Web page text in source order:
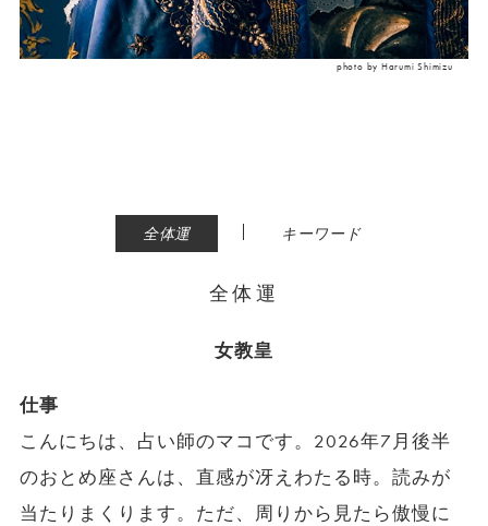
photo by Harumi Shimizu
全体運 | キーワード
全体運
女教皇
仕事
こんにちは、占い師のマコです。2026年7月後半
のおとめ座さんは、直感が冴えわたる時。読みが
当たりまくります。ただ、周りから見たら傲慢に